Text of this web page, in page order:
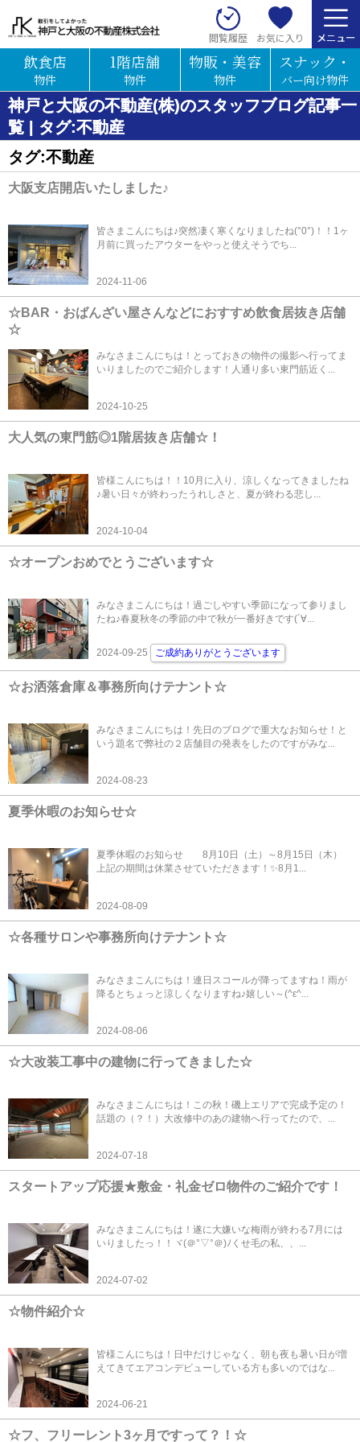
閲覧履歴 お気に入り
飲食店
物件
1階店舗
物件
物販・美容
物件
スナック・
バー向け物件
神戸と大阪の不動産(株)のスタッフブログ記事一
覧 | タグ:不動産
タグ:不動産
大阪支店開店いたしました♪
皆さまこんにちは♪突然凄く寒くなりましたね(°0°)！！1ヶ
月前に買ったアウターをやっと使えそうでち...
2024-11-06
☆BAR・おばんざい屋さんなどにおすすめ飲食居抜き店舗
☆
みなさまこんにちは！とっておきの物件の撮影へ行ってま
いりましたのでご紹介します！人通り多い東門筋近く...
2024-10-25
大人気の東門筋◎1階居抜き店舗☆！
皆様こんにちは！！10月に入り、涼しくなってきましたね
♪暑い日々が終わったうれしさと、夏が終わる悲し...
2024-10-04
☆オープンおめでとうございます☆
みなさまこんにちは！過ごしやすい季節になって参りまし
たね♪春夏秋冬の季節の中で秋が一番好きです(´∀...
2024-09-25 ご成約ありがとうございます
☆お洒落倉庫＆事務所向けテナント☆
みなさまこんにちは！先日のブログで重大なお知らせ！と
いう題名で弊社の２店舗目の発表をしたのですがみな...
2024-08-23
夏季休暇のお知らせ☆
夏季休暇のお知らせ 8月10日（土）～8月15日（木）
上記の期間は休業させていただきます！✨8月1...
2024-08-09
☆各種サロンや事務所向けテナント☆
みなさまこんにちは！連日スコールが降ってますね！雨が
降るとちょっと涼しくなりますね♪嬉しい～(^ε^...
2024-08-06
☆大改装工事中の建物に行ってきました☆
みなさまこんにちは！この秋！磯上エリアで完成予定の！
話題の（？！）大改修中のあの建物へ行ってたので、...
2024-07-18
スタートアップ応援★敷金・礼金ゼロ物件のご紹介です！
みなさまこんにちは！遂に大嫌いな梅雨が終わる7月には
いりましたっ！！ヾ(＠°▽°＠)ﾉくせ毛の私、、...
2024-07-02
☆物件紹介☆
皆様こんにちは！日中だけじゃなく、朝も夜も暑い日が増
えてきてエアコンデビューしている方も多いのではな...
2024-06-21
☆フ、フリーレント3ヶ月ですって？！☆